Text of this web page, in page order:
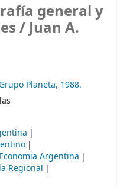
general y
/Juan A.
Planeta, 1988.
Economia Argentina
Regional